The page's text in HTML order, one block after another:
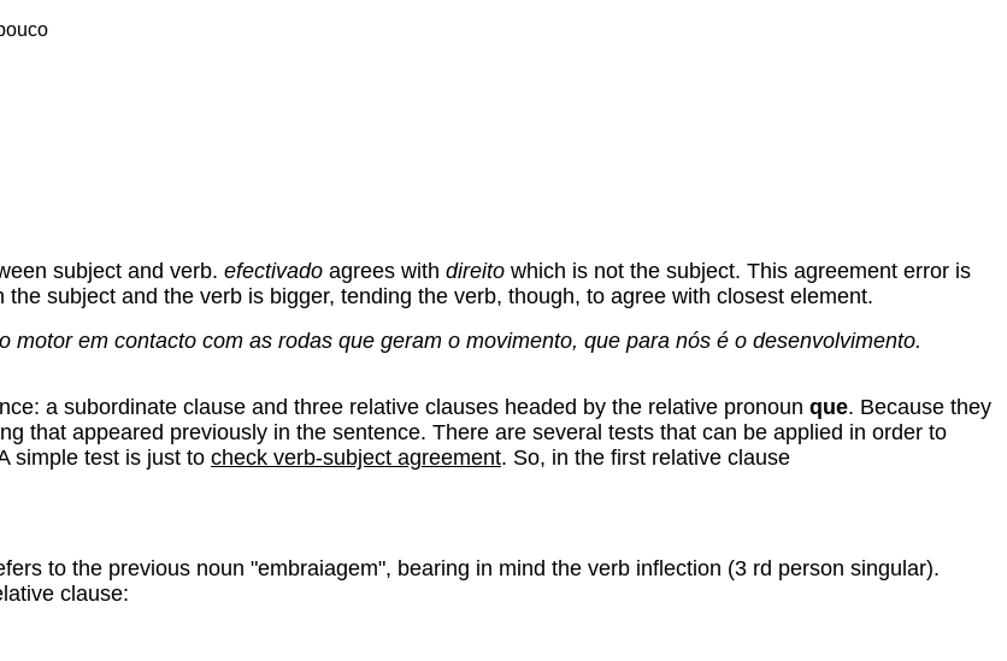
subject and verb. efectivado agrees with direito which is not the subject. This agreement error is
subject and the verb is bigger, tending the verb, though, to agree with closest element.
motor em contacto com as rodas que geram o movimento, que para nós é o desenvolvimento.
a subordinate clause and three relative clauses headed by the relative pronoun que. Because they
that appeared previously in the sentence. There are several tests that can be applied in order to
simple test is just to check verb-subject agreement. So, in the first relative clause
to the previous noun "embraiagem", bearing in mind the verb inflection (3 rd person singular).
clause: